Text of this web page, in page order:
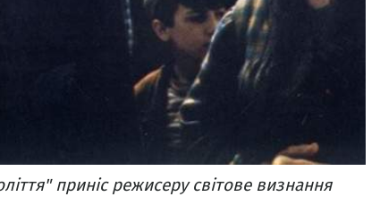
приніс режисеру світове визнання